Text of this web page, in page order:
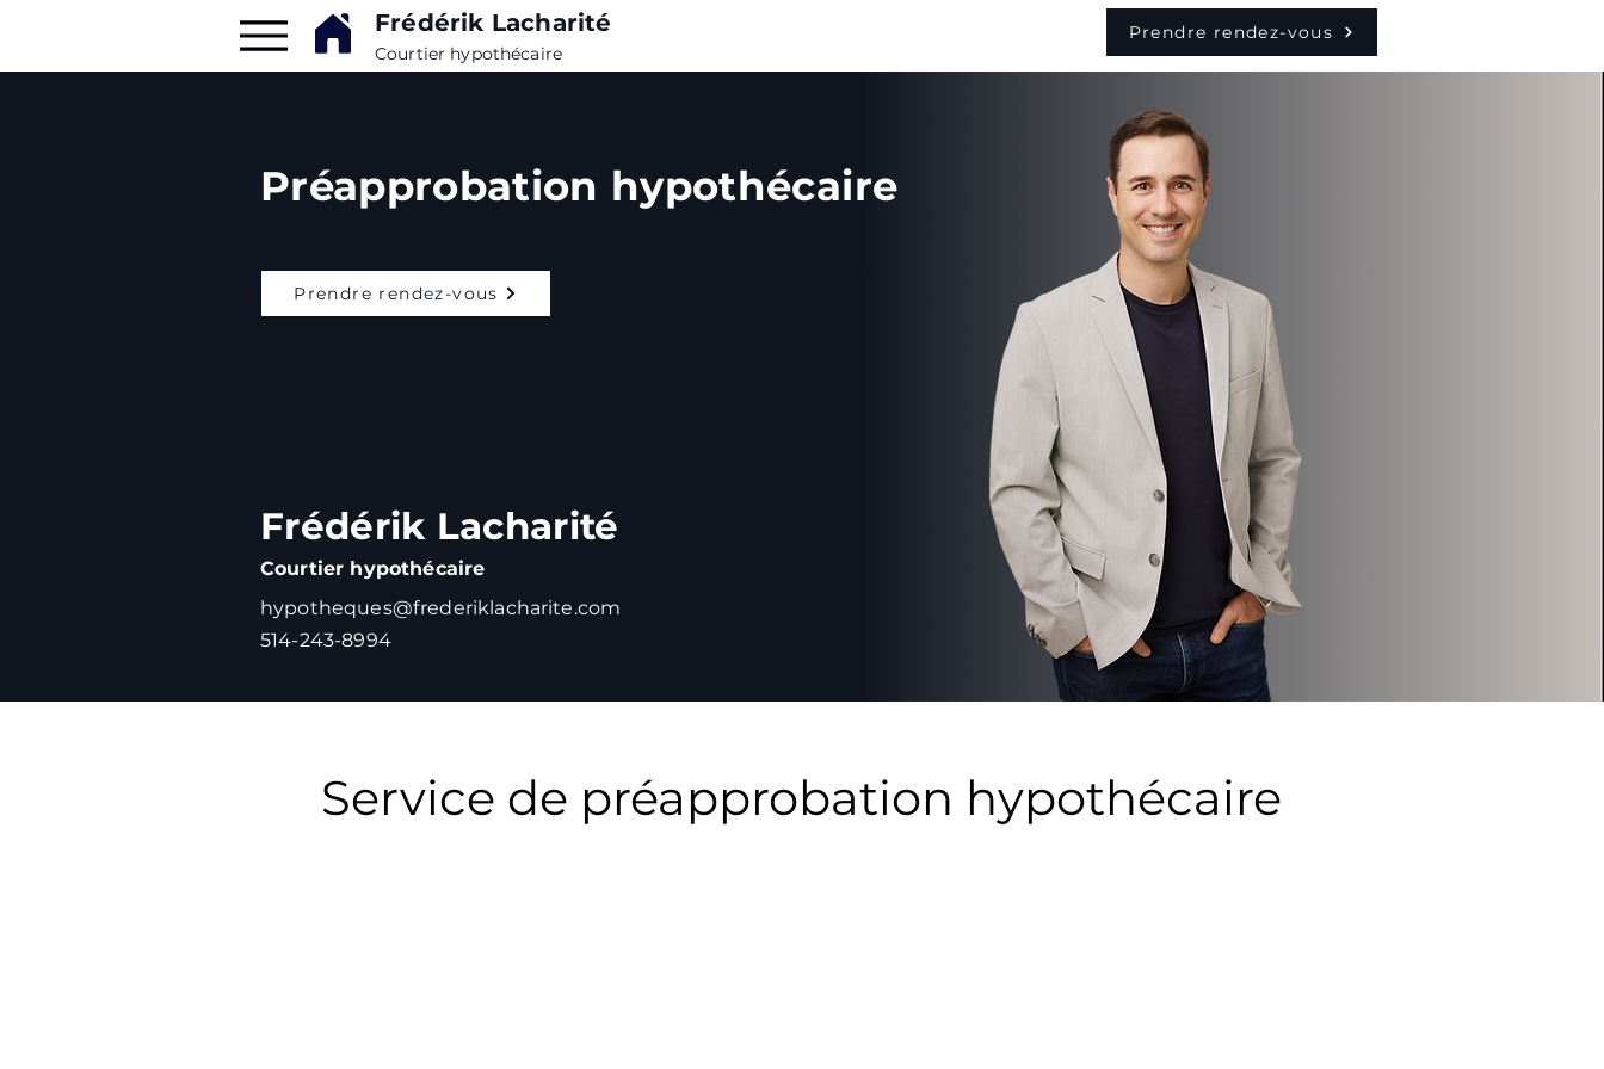
Frédérik Lacharité
Courtier hypothécaire
Prendre rendez-vous
Préapprobation hypothécaire
Prendre rendez-vous
Frédérik Lacharité
Courtier hypothécaire
hypotheques@frederiklacharite.com
514-243-8994
Service de préapprobation hypothécaire